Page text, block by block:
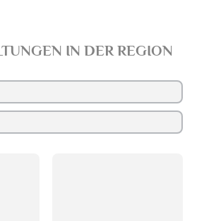
IN DER REGION